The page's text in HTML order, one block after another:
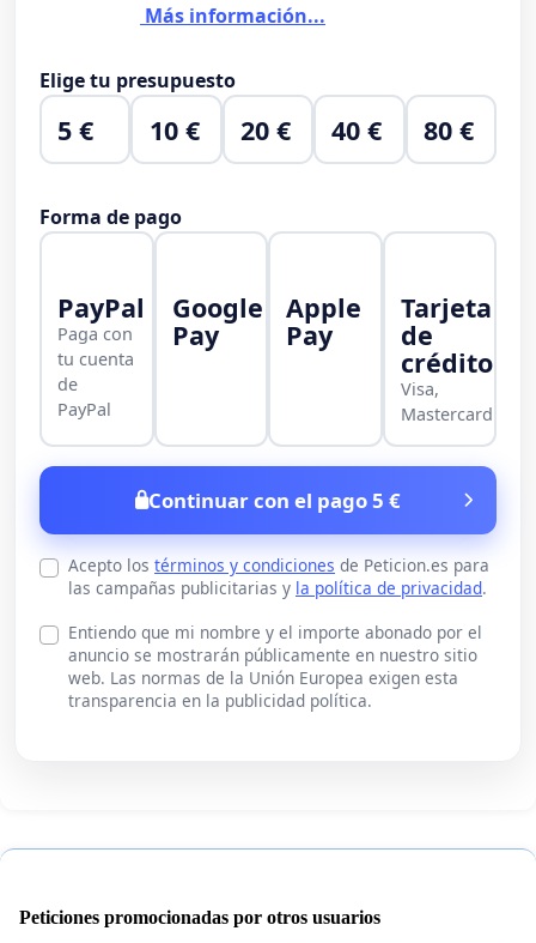
Más información...
Elige tu presupuesto
5 € 10 € 20 € 40 € 80 €
Forma de pago
PayPal
Paga con
tu cuenta
de
PayPal
Google
Pay
Apple
Pay
Tarjeta
de
crédito
Visa,
Mastercard
Continuar con el pago 5 €
Acepto los términos y condiciones de Peticion.es para
las campañas publicitarias y la política de privacidad.
Entiendo que mi nombre y el importe abonado por el
anuncio se mostrarán públicamente en nuestro sitio
web. Las normas de la Unión Europea exigen esta
transparencia en la publicidad política.
Peticiones promocionadas por otros usuarios